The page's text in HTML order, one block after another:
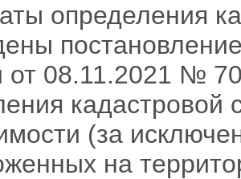
определения
от 08.11.2021 №
кадастровой
(за
на